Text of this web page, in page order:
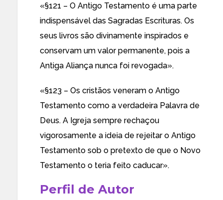
«§121 – O Antigo Testamento é uma parte
indispensável das Sagradas Escrituras. Os
seus livros são divinamente inspirados e
conservam um valor permanente, pois a
Antiga Aliança nunca foi revogada».
«§123 – Os cristãos veneram o Antigo
Testamento como a verdadeira Palavra de
Deus. A Igreja sempre rechaçou
vigorosamente a ideia de rejeitar o Antigo
Testamento sob o pretexto de que o Novo
Testamento o teria feito caducar».
Perfil de Autor